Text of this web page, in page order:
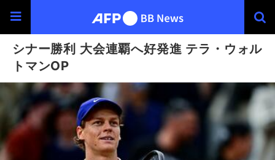
シナー勝利 大会連覇へ好発進 テラ・ウォル
トマンOP